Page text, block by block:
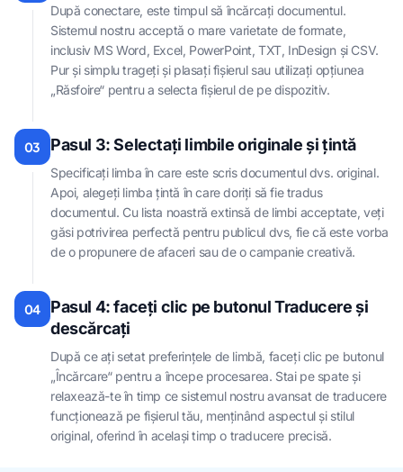
După conectare, este timpul să încărcați documentul.
Sistemul nostru acceptă o mare varietate de formate,
inclusiv MS Word, Excel, PowerPoint, TXT, InDesign și CSV.
Pur și simplu trageți și plasați fișierul sau utilizați opțiunea
„Răsfoire“ pentru a selecta fișierul de pe dispozitiv.
03 Pasul 3: Selectați limbile originale și țintă
Specificați limba în care este scris documentul dvs. original.
Apoi, alegeți limba țintă în care doriți să fie tradus
documentul. Cu lista noastră extinsă de limbi acceptate, veți
găsi potrivirea perfectă pentru publicul dvs, fie că este vorba
de o propunere de afaceri sau de o campanie creativă.
04
Pasul 4: faceți clic pe butonul Traducere și
descărcați
După ce ați setat preferințele de limbă, faceți clic pe butonul
„Încărcare“ pentru a începe procesarea. Stai pe spate și
relaxează-te în timp ce sistemul nostru avansat de traducere
funcționează pe fișierul tău, menținând aspectul și stilul
original, oferind în același timp o traducere precisă.